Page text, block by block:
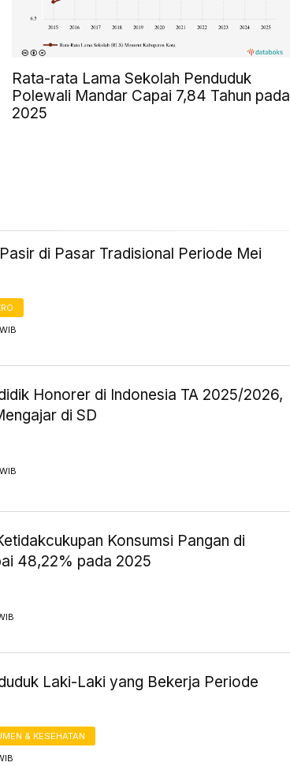
Rata-rata Lama Sekolah Penduduk
Polewali Mandar Capai 7,84 Tahun pada
2025
di Pasar Tradisional Periode Mei
Honorer di Indonesia TA 2025/2026,
di SD
Konsumsi Pangan di
48,22% pada 2025
Laki-Laki yang Bekerja Periode
& KESEHATAN